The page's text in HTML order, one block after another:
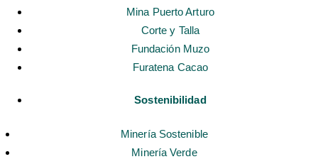
Mina Puerto Arturo
Corte y Talla
Fundación Muzo
Furatena Cacao
Sostenibilidad
Minería Sostenible
Minería Verde